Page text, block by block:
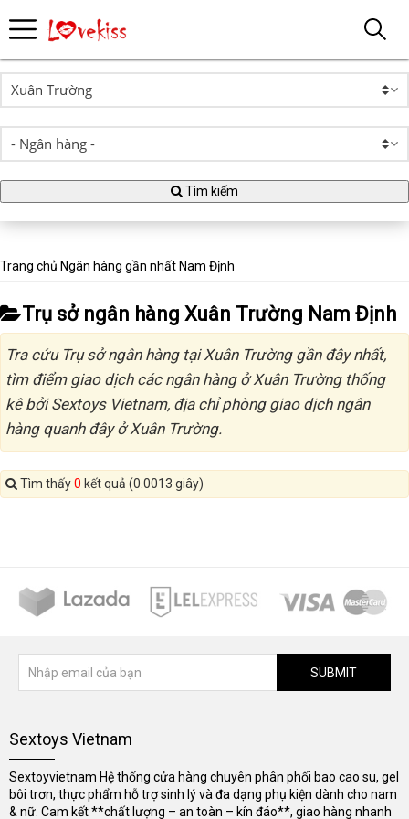
Tìm kiếm
Trang chủ Ngân hàng gần nhất Nam Định
Trụ sở ngân hàng Xuân Trường Nam Định
Tra cứu Trụ sở ngân hàng tại Xuân Trường gần đây nhất,
tìm điểm giao dịch các ngân hàng ở Xuân Trường thống
kê bởi Sextoys Vietnam, địa chỉ phòng giao dịch ngân
hàng quanh đây ở Xuân Trường.
Tìm thấy0 kết quả (0.0013 giây)
SUBMIT
Sextoys Vietnam
Sextoyvietnam Hệ thống cửa hàng chuyên phân phối bao cao su, gel
bôi trơn, thực phẩm hỗ trợ sinh lý và đa dạng phụ kiện dành cho nam
& nữ. Cam kết **chất lượng – an toàn – kín đáo**, giao hàng nhanh